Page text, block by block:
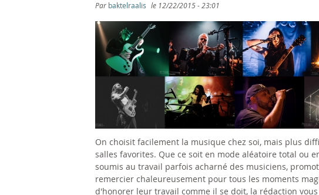
ê
e
i
c
i
Par baktelraalis le 12/22/2015 - 23:01
On choisit facilement la musique chez soi, mais plus
salles favorites. Que ce soit en mode aléatoire total ou
soumis au travail parfois acharné des musiciens,
remercier chaleureusement pour tous les moments
d'honorer leur travail comme il se doit, la rédaction